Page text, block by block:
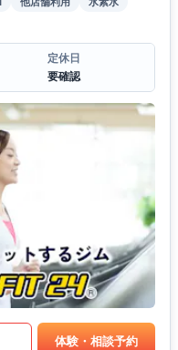
定休日
要確認
体験・相談予約